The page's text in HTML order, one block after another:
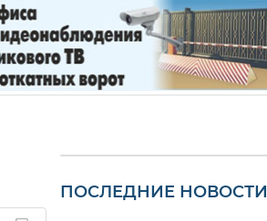
ПОСЛЕДНИЕ НОВОСТИ